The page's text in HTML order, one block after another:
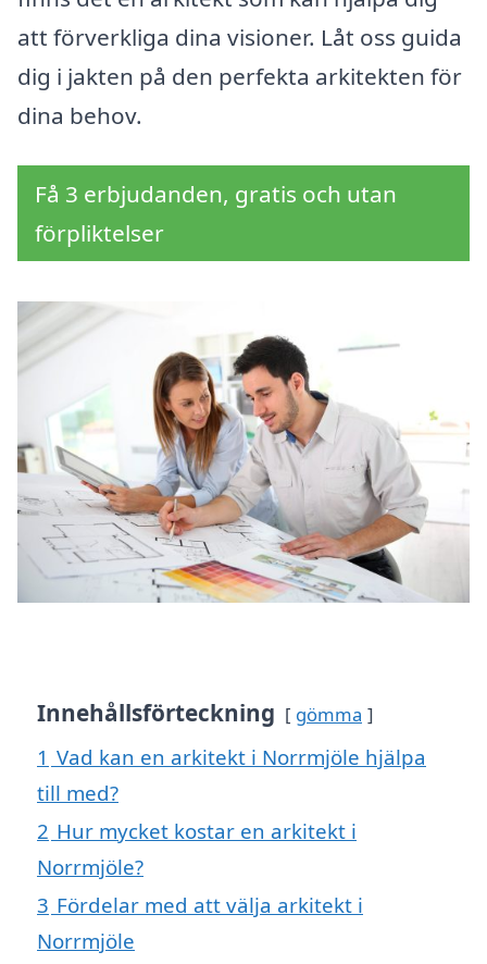
att förverkliga dina visioner. Låt oss guida
dig i jakten på den perfekta arkitekten för
dina behov.
Få 3 erbjudanden, gratis och utan
förpliktelser
Innehållsförteckning gömma
1 Vad kan en arkitekt i Norrmjöle hjälpa
till med?
2 Hur mycket kostar en arkitekt i
Norrmjöle?
3 Fördelar med att välja arkitekt i
Norrmjöle